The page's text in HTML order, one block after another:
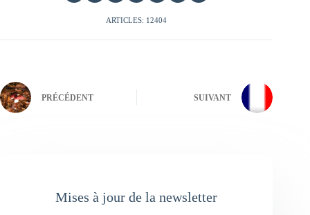
ARTICLES: 12404
PRÉCÉDENT SUIVANT
Mises à jour de la newsletter